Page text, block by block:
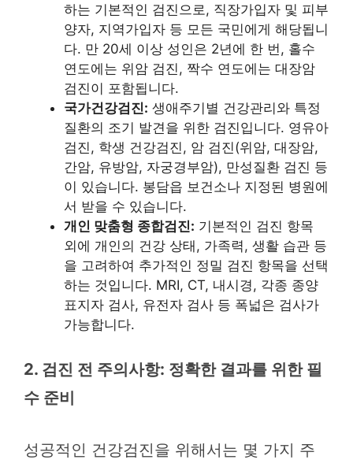
하는 기본적인 검진으로, 직장가입자 및 피부
양자, 지역가입자 등 모든 국민에게 해당됩니
다. 만 20세 이상 성인은 2년에 한 번, 홀수
연도에는 위암 검진, 짝수 연도에는 대장암
검진이 포함됩니다.
국가건강검진: 생애주기별 건강관리와 특정
질환의 조기 발견을 위한 검진입니다. 영유아
검진, 학생 건강검진, 암 검진(위암, 대장암,
간암, 유방암, 자궁경부암), 만성질환 검진 등
이 있습니다. 봉담읍 보건소나 지정된 병원에
서 받을 수 있습니다.
개인 맞춤형 종합검진: 기본적인 검진 항목
외에 개인의 건강 상태, 가족력, 생활 습관 등
을 고려하여 추가적인 정밀 검진 항목을 선택
하는 것입니다. MRI, CT, 내시경, 각종 종양
표지자 검사, 유전자 검사 등 폭넓은 검사가
가능합니다.
2. 검진 전 주의사항: 정확한 결과를 위한 필
수 준비
성공적인 건강검진을 위해서는 몇 가지 주